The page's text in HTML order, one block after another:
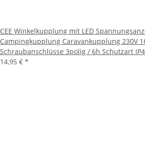
CEE Winkelkupplung mit LED
Campingkupplung Caravankupplung 230V
Schraubanschlüsse 3polig / 6h Schutzart
14,95 € *